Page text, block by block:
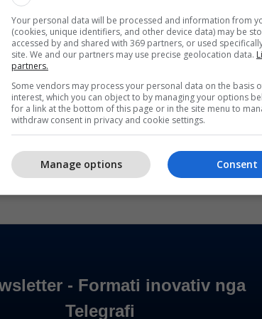
nuk është vendi i vetëm ku gazetarët
dhe sulme, pasi ata linçohen dhe
hulumtojnë apo raportojnë lidhur me
të cilat prekin zyrtarët qeveritarë.
Getoarbë Mulliqi, këtë takim e përmbylli
e AGK-së për strehimin e gazetarëve
in Residence.
Your personal data will be processed and information from
(cookies, unique identifiers, and other device data) may be
accessed by and shared with 369 partners, or used
site. We and our partners may use precise geolocation data.
partners.
Some vendors may process your personal data on the basis
interest, which you can object to by managing your options
for a link at the bottom of this page or in the site menu to
withdraw consent in privacy and cookie settings.
Consent
Manage options